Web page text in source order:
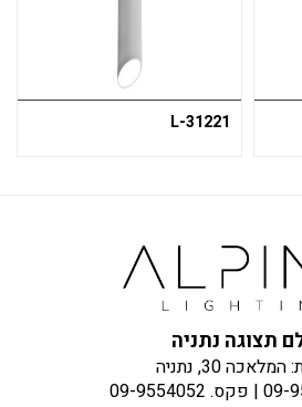
31221-L
תצוגה נתניה
30, נתניה
09- | פקס. 09-9554052